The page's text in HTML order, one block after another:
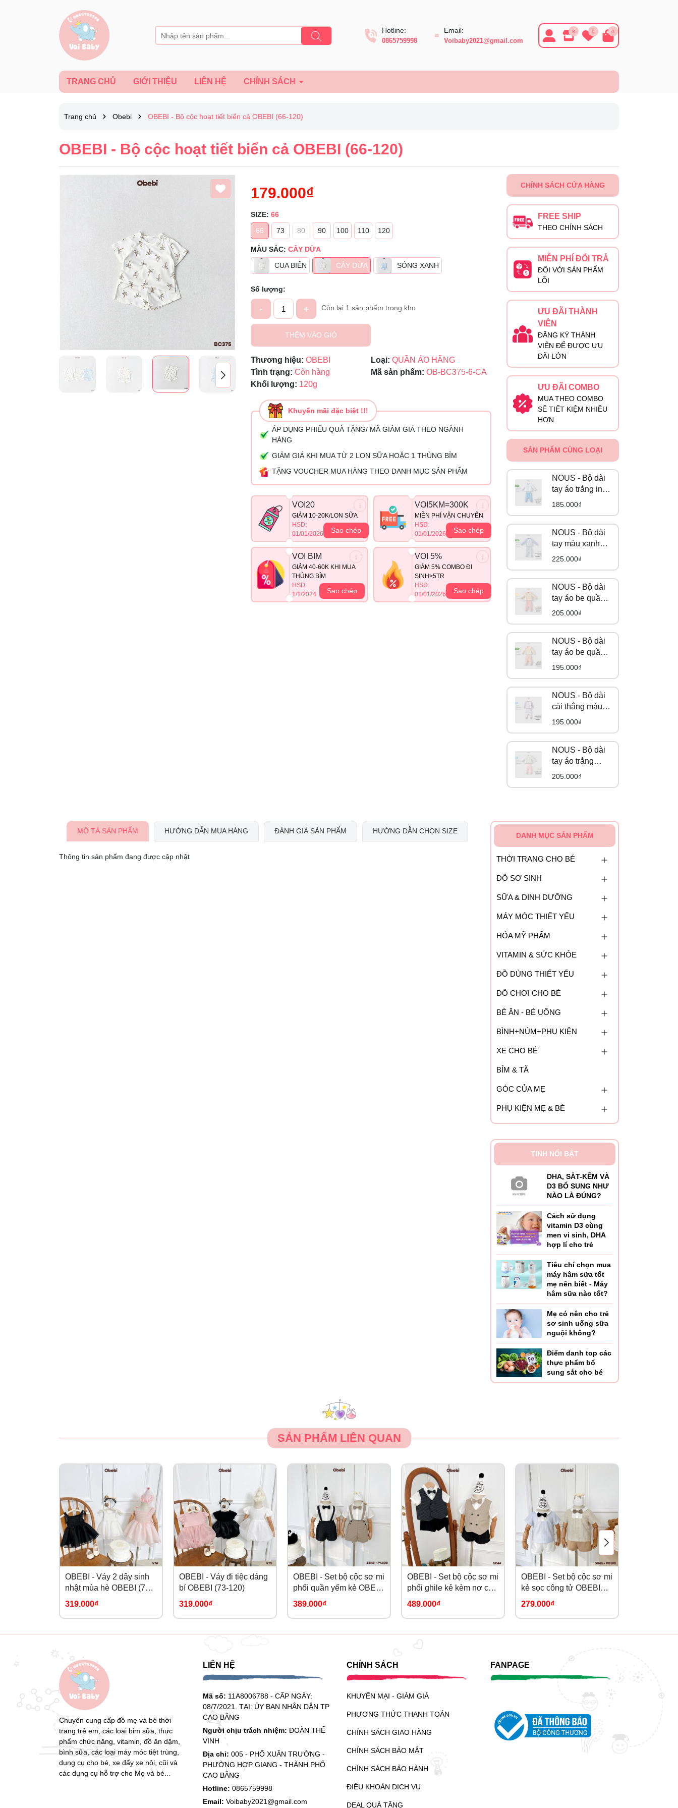
Hotline:
0865759998
Email:
Voibaby2021@gmail.com
8 0 0
TRANG CHỦ GIỚI THIỆU LIÊN HỆ CHÍNH SÁCH
Trang chủ Obebi OBEBI - Bộ cộc hoạt tiết biển cả OBEBI (66-120)
OBEBI - Bộ cộc hoạt tiết biển cả OBEBI (66-120)
179.000₫
SIZE: 66
66
73 80 90 100 110 120
MÀU SẮC: CÂY DỪA
CUA BIỂN
CÂY DỪA SÓNG XANH
Số lượng:
- + Còn lại 1 sản phẩm trong kho
THÊM VÀO GIỎ
Thương hiệu: OBEBI Loại: QUẦN ÁO HÃNG
Tình trạng: Còn hàng Mã sản phẩm: OB-BC375-6-CA
Khối lượng: 120g
Khuyến mãi đặc biệt !!!
ÁP DỤNG PHIẾU QUÀ TẶNG/ MÃ GIẢM GIÁ THEO NGÀNH
HÀNG
GIẢM GIÁ KHI MUA TỪ 2 LON SỮA HOẶC 1 THÙNG BỈM
TẶNG VOUCHER MUA HÀNG THEO DANH MỤC SẢN PHẨM
VOI20
GIẢM 10-20K/LON SỮA
HSD:
01/01/2026
Sao chép
VOI5KM=300K
MIỄN PHÍ VẬN CHUYỂN
HSD:
01/01/2026
Sao chép
VOI BIM
GIẢM 40-60K KHI MUA
THÙNG BỈM
HSD:
1/1/2024
Sao chép
VOI 5%
GIẢM 5% COMBO ĐI
SINH>5TR
HSD:
01/01/2026
Sao chép
Mã giảm giá:
Ngày hết hạn:
CHÍNH SÁCH CỬA HÀNG
FREE SHIP
THEO CHÍNH SÁCH
MIỄN PHÍ ĐỔI TRẢ
ĐỐI VỚI SẢN PHẨM
LỖI
ƯU ĐÃI THÀNH
VIÊN
ĐĂNG KÝ THÀNH
VIÊN ĐỂ ĐƯỢC ƯU
ĐÃI LỚN
ƯU ĐÃI COMBO
MUA THEO COMBO
SẼ TIẾT KIỆM NHIỀU
HƠN
SẢN PHẨM CÙNG LOẠI
NOUS - Bộ dài
tay áo trắng in
trang trí phối
da trời NB
185.000₫
NOUS - Bộ dài
tay màu xanh
biển họa tiết
225.000₫
NOUS - Bộ dài
tay áo be quần
hồng in tràn hoạ
205.000₫
NOUS - Bộ dài
tay áo be quần
hồng in họa tiết
195.000₫
NOUS - Bộ dài
cài thẳng màu
trắng họa tiết
195.000₫
NOUS - Bộ dài
tay áo trắng
phối quần hồng
205.000₫
MÔ TẢ SẢN PHẨM HƯỚNG DẪN MUA HÀNG ĐÁNH GIÁ SẢN PHẨM HƯỚNG DẪN CHỌN SIZE
Thông tin sản phẩm đang được cập nhật
DANH MỤC SẢN PHẨM
THỜI TRANG CHO BÉ
ĐỒ SƠ SINH
SỮA & DINH DƯỠNG
MÁY MÓC THIẾT YẾU
HÓA MỸ PHẨM
VITAMIN & SỨC KHỎE
ĐỒ DÙNG THIẾT YẾU
ĐỒ CHƠI CHO BÉ
BÉ ĂN - BÉ UỐNG
BÌNH+NÚM+PHỤ KIỆN
XE CHO BÉ
BỈM & TÃ
GÓC CỦA MẸ
PHỤ KIỆN MẸ & BÉ
TINH NỔI BẬT
DHA, SẮT-KẼM VÀ
D3 BỔ SUNG NHƯ
NÀO LÀ ĐÚNG?
Cách sử dụng
vitamin D3 cùng
men vi sinh, DHA
hợp lí cho trẻ
Tiêu chí chọn mua
máy hâm sữa tốt
mẹ nên biết - Máy
hâm sữa nào tốt?
Mẹ có nên cho trẻ
sơ sinh uống sữa
nguội không?
Điểm danh top các
thực phẩm bổ
sung sắt cho bé
SẢN PHẨM LIÊN QUAN
OBEBI - Váy 2 dây sinh
nhật mùa hè OBEBI (73-
120)
319.000₫
OBEBI - Váy đi tiệc dáng
bí OBEBI (73-120)
319.000₫
OBEBI - Set bộ cộc sơ mi
phối quần yếm kẻ OBEBI
(73-120)
389.000₫
OBEBI - Set bộ cộc sơ mi
phối ghile kẻ kèm nơ cổ
OBEBI (73-120)
489.000₫
OBEBI - Set bộ cộc sơ mi
kẻ sọc công tử OBEBI
(73-120)
279.000₫
Chuyên cung cấp đồ mẹ và bé thời
trang trẻ em, các loại bỉm sữa, thực
phẩm chức năng, vitamin, đồ ăn dặm,
bình sữa, các loại máy móc tiệt trùng,
dụng cụ cho bé, xe đẩy xe nôi, cũi và
các dụng cụ hỗ trợ cho Mẹ và bé...
LIÊN HỆ
Mã số: 11A8006788 - CẤP NGÀY:
08/7/2021. TẠI: ỦY BAN NHÂN DÂN TP
CAO BẰNG
Người chịu trách nhiệm: ĐOÀN THẾ
VINH
Địa chỉ: 005 - PHỐ XUÂN TRƯỜNG -
PHƯỜNG HỢP GIANG - THÀNH PHỐ
CAO BẰNG
Hotline: 0865759998
Email: Voibaby2021@gmail.com
CHÍNH SÁCH
KHUYẾN MẠI - GIẢM GIÁ
PHƯƠNG THỨC THANH TOÁN
CHÍNH SÁCH GIAO HÀNG
CHÍNH SÁCH BẢO MẬT
CHÍNH SÁCH BẢO HÀNH
ĐIỀU KHOẢN DỊCH VỤ
DEAL QUÀ TẶNG
FANPAGE